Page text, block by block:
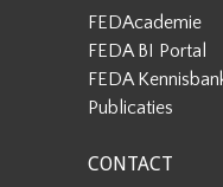
FEDAcademie
FEDA BI Portal
FEDA
Publicaties
CONTACT